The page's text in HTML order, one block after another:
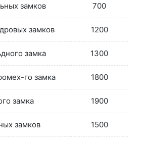
замков 700
замков 1200
замка 1300
го замка 1800
замка 1900
замков 1500